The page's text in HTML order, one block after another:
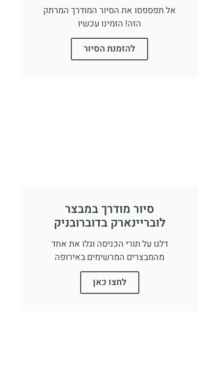
אל תפספסו את הסיור המודרך המרתק
הזה! הזמינו עכשיו
להזמנת הסיור
סיור מודרך במבצר
לובריינארק בדוברובניק
דלגו על תורי הכניסה וגלו את אחד
מהמבצרים המרשימים באירופה
לחצו כאן